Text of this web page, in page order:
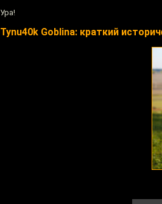
Ура!
Tynu40k Goblina: краткий